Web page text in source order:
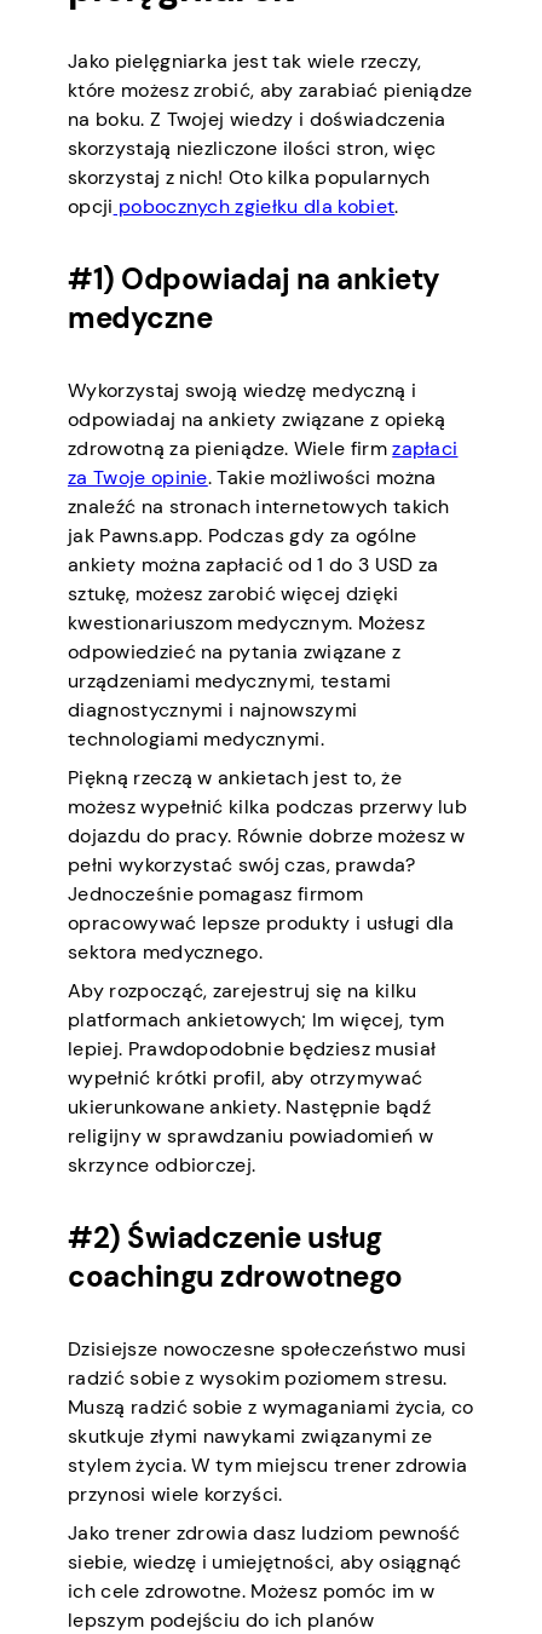
Jako pielęgniarka jest tak wiele rzeczy,
które możesz zrobić, aby zarabiać pieniądze
na boku. Z Twojej wiedzy i doświadczenia
skorzystają niezliczone ilości stron, więc
skorzystaj z nich! Oto kilka popularnych
opcji pobocznych zgiełku dla kobiet.
#1) Odpowiadaj na ankiety
medyczne
Wykorzystaj swoją wiedzę medyczną i
odpowiadaj na ankiety związane z opieką
zdrowotną za pieniądze. Wiele firmzapłaci
za Twoje opinie. Takie możliwości można
znaleźć na stronach internetowych takich
jak Pawns.app. Podczas gdy za ogólne
ankiety można zapłacić od 1 do 3 USD za
sztukę, możesz zarobić więcej dzięki
kwestionariuszom medycznym. Możesz
odpowiedzieć na pytania związane z
urządzeniami medycznymi, testami
diagnostycznymi i najnowszymi
technologiami medycznymi.
Piękną rzeczą w ankietach jest to, że
możesz wypełnić kilka podczas przerwy lub
dojazdu do pracy. Równie dobrze możesz w
pełni wykorzystać swój czas, prawda?
Jednocześnie pomagasz firmom
opracowywać lepsze produkty i usługi dla
sektora medycznego.
Aby rozpocząć, zarejestruj się na kilku
platformach ankietowych; Im więcej, tym
lepiej. Prawdopodobnie będziesz musiał
wypełnić krótki profil, aby otrzymywać
ukierunkowane ankiety. Następnie bądź
religijny w sprawdzaniu powiadomień w
skrzynce odbiorczej.
#2) Świadczenie usług
coachingu zdrowotnego
Dzisiejsze nowoczesne społeczeństwo musi
radzić sobie z wysokim poziomem stresu.
Muszą radzić sobie z wymaganiami życia, co
skutkuje złymi nawykami związanymi ze
stylem życia. W tym miejscu trener zdrowia
przynosi wiele korzyści.
Jako trener zdrowia dasz ludziom pewność
siebie, wiedzę i umiejętności, aby osiągnąć
ich cele zdrowotne. Możesz pomóc im w
lepszym podejściu do ich planów